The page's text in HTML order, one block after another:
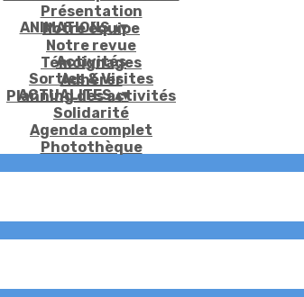
Présentation
Notre équipe
Notre revue
Témoignages
Adhérer
ANIMATIONS▴▾
Activités
Sorties & Visites
Planning des activités
Solidarité
Agenda complet
Photothèque
ACTUALITES▴▾